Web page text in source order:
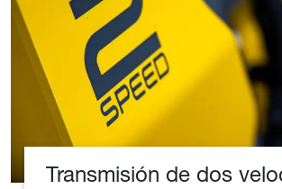
Transmisión de dos